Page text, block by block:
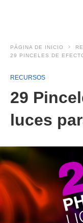
PÁGINA DE INICIO
29 PINCELES DE
RECURSOS
29
luces